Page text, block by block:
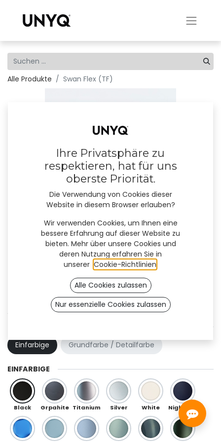
Alle Produkte Swan Flex (TF)
Swan Flex (TF)
Einfarbige
Grundfarbe / Detailfarbe
EINFARBIGE
Black Grpahite Titanium Silver White
Ihre Privatsphäre zu
respektieren, hat für uns
oberste Priorität.
Die Verwendung von Cookies dieser
Website in diesem Browser erlauben?
Wir verwenden Cookies, um Ihnen eine
bessere Erfahrung auf dieser Website zu
bieten. Mehr über unsere Cookies und
deren Nutzung erfahren Sie in
unserer Cookie-Richtlinien
Alle Cookies zulassen
Nur essenzielle Cookies zulassen